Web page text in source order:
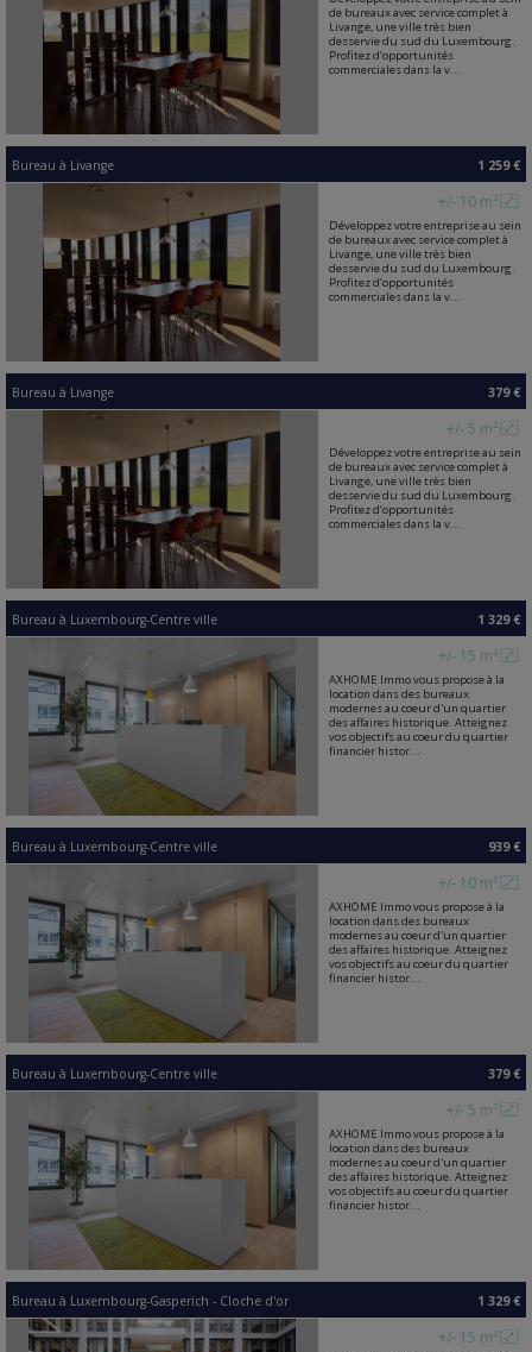
de bureaux avec service complet à
Livange, une ville très bien
desservie du sud du Luxembourg.
Profitez d‘opportunités
commerciales dans la v...
Bureau à Livange 1 259 €
+/- 10 m²
Développez votre entreprise au sein
de bureaux avec service complet à
Livange, une ville très bien
desservie du sud du Luxembourg.
Profitez d‘opportunités
commerciales dans la v...
Bureau à Livange 379 €
+/- 5 m²
Développez votre entreprise au sein
de bureaux avec service complet à
Livange, une ville très bien
desservie du sud du Luxembourg.
Profitez d‘opportunités
commerciales dans la v...
Bureau à Luxembourg-Centre ville 1 329 €
+/- 15 m²
AXHOME Immo vous propose à la
location dans des bureaux
modernes au coeur d'un quartier
des affaires historique. Atteignez
vos objectifs au coeur du quartier
financier histor...
Bureau à Luxembourg-Centre ville 939 €
+/- 10 m²
AXHOME Immo vous propose à la
location dans des bureaux
modernes au coeur d'un quartier
des affaires historique. Atteignez
vos objectifs au coeur du quartier
financier histor...
Bureau à Luxembourg-Centre ville 379 €
+/- 5 m²
AXHOME Immo vous propose à la
location dans des bureaux
modernes au coeur d'un quartier
des affaires historique. Atteignez
vos objectifs au coeur du quartier
financier histor...
Bureau à Luxembourg-Gasperich - Cloche d'or 1 329 €
+/- 15 m²